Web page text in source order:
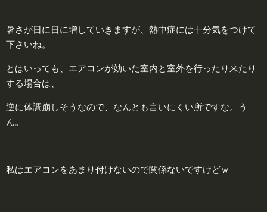
暑さが日に日に増していきますが、熱中症には十分気をつけて
下さいね。
とはいっても、エアコンが効いた室内と室外を行ったり来たり
する場合は、
逆に体調崩しそうなので、なんとも言いにくい所ですな。う
ん。
私はエアコンをあまり付けないので関係ないですけどｗ